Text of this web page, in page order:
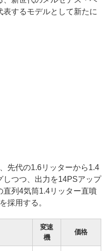
するモデルとして新たに
先代の1.6リッターから1.4
しつつ、出力を14PSアップ
直列4気筒1.4リッター直噴
採用する。
変速
機
価格